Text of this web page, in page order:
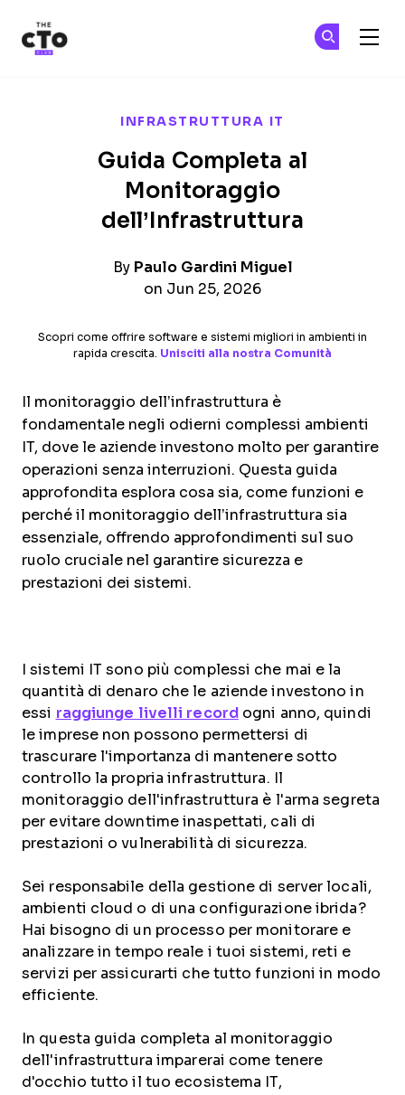
INFRASTRUTTURA IT
Guida Completa al
Monitoraggio
dell’Infrastruttura
By Paulo Gardini Miguel
on Jun 25, 2026
Scopri come offrire software e sistemi migliori in ambienti in
rapida crescita. Unisciti alla nostra Comunità
Il monitoraggio dell’infrastruttura è
fondamentale negli odierni complessi ambienti
IT, dove le aziende investono molto per garantire
operazioni senza interruzioni. Questa guida
approfondita esplora cosa sia, come funzioni e
perché il monitoraggio dell’infrastruttura sia
essenziale, offrendo approfondimenti sul suo
ruolo cruciale nel garantire sicurezza e
prestazioni dei sistemi.
I sistemi IT sono più complessi che mai e la
quantità di denaro che le aziende investono in
essi raggiunge livelli record ogni anno, quindi
le imprese non possono permettersi di
trascurare l'importanza di mantenere sotto
controllo la propria infrastruttura. Il
monitoraggio dell'infrastruttura è l'arma segreta
per evitare downtime inaspettati, cali di
prestazioni o vulnerabilità di sicurezza.
Sei responsabile della gestione di server locali,
ambienti cloud o di una configurazione ibrida?
Hai bisogno di un processo per monitorare e
analizzare in tempo reale i tuoi sistemi, reti e
servizi per assicurarti che tutto funzioni in modo
efficiente.
In questa guida completa al monitoraggio
dell'infrastruttura imparerai come tenere
d'occhio tutto il tuo ecosistema IT,